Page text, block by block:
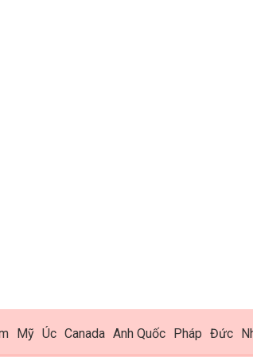
Mỹ Úc Canada Anh Quốc Pháp Đức